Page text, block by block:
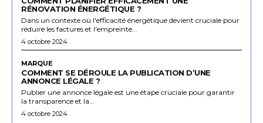
RÉNOVATION ÉNERGÉTIQUE ?
Dans un contexte où l'efficacité énergétique devient cruciale pour
réduire les factures et l'empreinte...
4 octobre 2024
MARQUE
COMMENT SE DÉROULE LA PUBLICATION D’UNE
ANNONCE LÉGALE ?
Publier une annonce légale est une étape cruciale pour garantir
la transparence et la...
4 octobre 2024